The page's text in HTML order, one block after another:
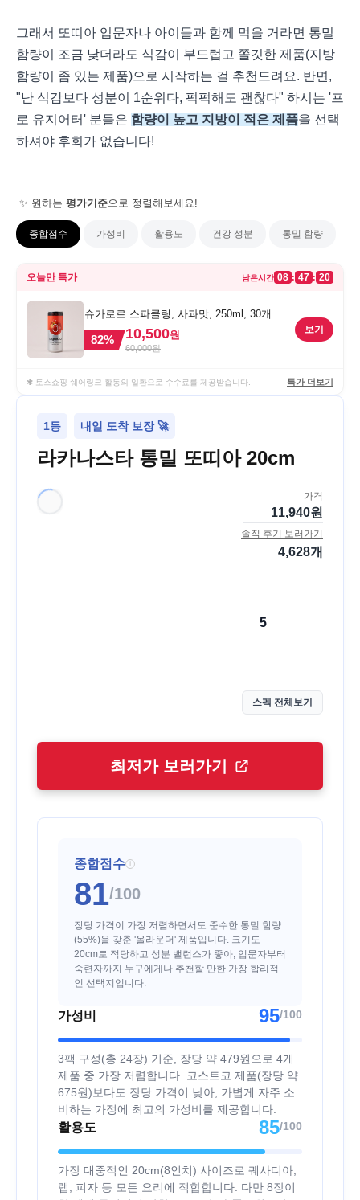
그래서 또띠아 입문자나 아이들과 함께 먹을 거라면 통밀
함량이 조금 낮더라도 식감이 부드럽고 쫄깃한 제품(지방
함량이 좀 있는 제품)으로 시작하는 걸 추천드려요. 반면,
"난 식감보다 성분이 1순위다, 퍽퍽해도 괜찮다" 하시는 '프
로 유지어터' 분들은 함량이 높고 지방이 적은 제품을 선택
하셔야 후회가 없습니다!
✨ 원하는 평가기준으로 정렬해보세요!
종합점수 가성비 활용도 건강 성분 통밀 함량
오늘만 특가 남은시간 08 : 47 : 20
슈가로로 스파클링, 사과맛, 250ml, 30개
82% 10,500원
60,000원
보기
✱ 토스쇼핑 쉐어링크 활동의 일환으로 수수료를 제공받습니다. 특가 더보기
1등 내일 도착 보장 🚀
라카나스타 통밀 또띠아 20cm
가격
11,940원
솔직 후기 보러가기
4,628개
5
스펙 전체보기
최저가 보러가기
종합점수 i
81/100
장당 가격이 가장 저렴하면서도 준수한 통밀 함량
(55%)을 갖춘 '올라운더' 제품입니다. 크기도
20cm로 적당하고 성분 밸런스가 좋아, 입문자부터
숙련자까지 누구에게나 추천할 만한 가장 합리적
인 선택지입니다.
가성비 95/100
3팩 구성(총 24장) 기준, 장당 약 479원으로 4개
제품 중 가장 저렴합니다. 코스트코 제품(장당 약
675원)보다도 장당 가격이 낮아, 가볍게 자주 소
비하는 가정에 최고의 가성비를 제공합니다.
활용도 85/100
가장 대중적인 20cm(8인치) 사이즈로 퀘사디아,
랩, 피자 등 모든 요리에 적합합니다. 다만 8장이